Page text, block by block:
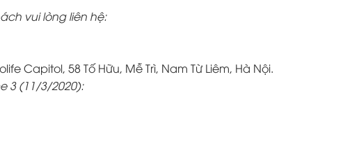
vui lòng liên hệ:
Capitol, 58 Tố Hữu, Mễ Trì, Nam Từ Liêm, Hà Nội.
3 (11/3/2020):